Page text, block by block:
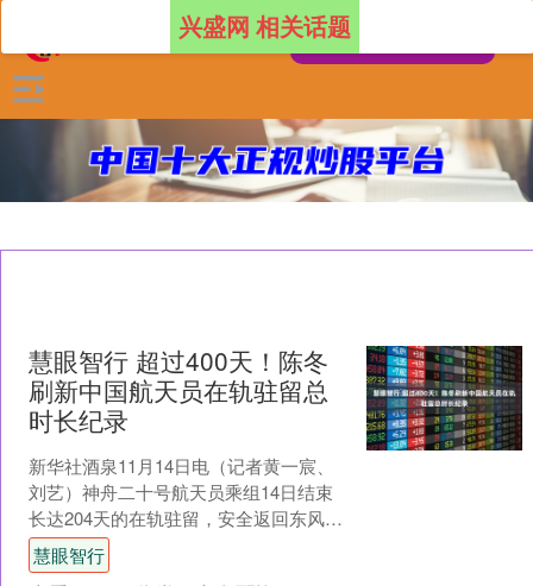
兴盛网 相关话题
慧眼智行 超过400天！陈冬
刷新中国航天员在轨驻留总
时长纪录
新华社酒泉11月14日电（记者黄一宸、
刘艺）神舟二十号航天员乘组14日结束
长达204天的在轨驻留，安全返回东风着
陆场慧眼智行，指令长陈冬成为首位在
轨驻留总时长超....
慧眼智行